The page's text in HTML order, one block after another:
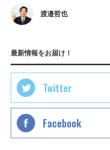
渡邉哲也
最新情報をお届け！
Twitter
Facebook